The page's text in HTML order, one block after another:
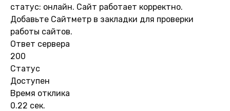
статус: онлайн. Сайт работает корректно.
Добавьте Сайтметр в закладки для проверки
работы сайтов.
Ответ сервера
200
Статус
Доступен
Время отклика
0.22 сек.